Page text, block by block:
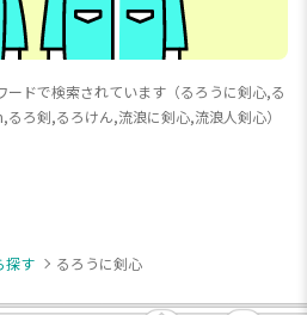
ドで検索されています（るろうに剣心,る
ろ剣,るろけん,流浪に剣心,流浪人剣心）
探す るろうに剣心